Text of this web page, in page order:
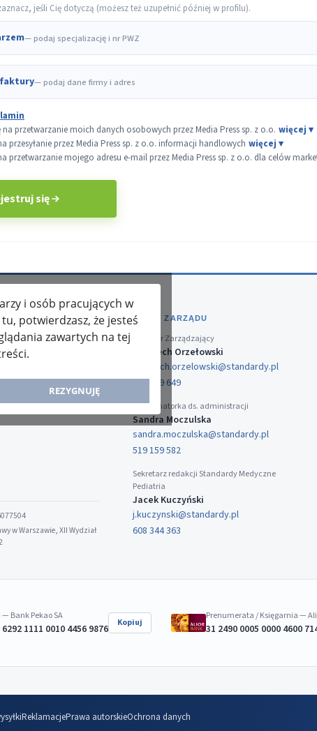
jeśli Cię dotyczą (możesz też uzupełnić później w profilu).
— podaj specjalizację i nr PWZ
— podaj dane firmy i adres
przetwarzanie moich danych osobowych przez Media Press sp. z o.o.
przesyłanie przez Media Press sp. z o.o. informacji handlowych
przetwarzanie mojego adresu e-mail przez Media Press sp. z o.o. dla celów
się
i osób pracujących w
potwierdzasz, że jesteś
zawartych na tej
REZYGNUJĘ
w Warszawie, XII Wydział
BIURO ZARZĄDU
Dyrektor Zarządzający
Wojciech Orzełowski
wojciech.orzelowski@standardy.pl
519 159 649
Koordynatorka ds. administracji
Sandra Moczulska
sandra.moczulska@standardy.pl
519 159 582
Sekretarz redakcji Standardy Medyczne
Pediatria
Jacek Kuczyński
j.kuczynski@standardy.pl
608 344 363
Bank Pekao SA
1111 0010 4456 9876 Kopiuj
Prenumerata / Księgarnia —
31 2490 0005 0000 4600
ReklamacjePrawa autorskieOchrona danych